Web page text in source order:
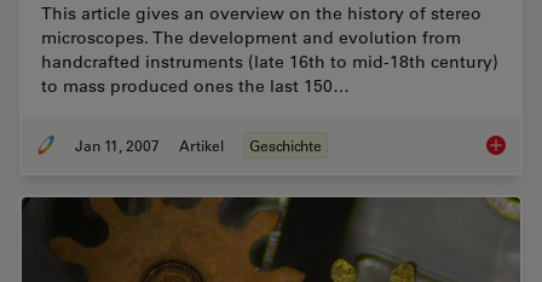
This article gives an overview on the history of stereo
microscopes. The development and evolution from
handcrafted instruments (late 16th to mid-18th century)
to mass produced ones the last 150…
Jan 11, 2007 Artikel Geschichte The